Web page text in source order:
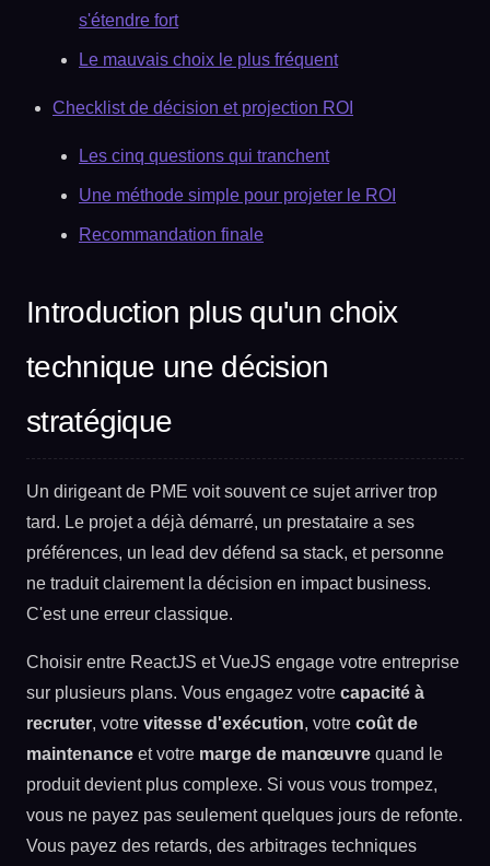
s'étendre fort
Le mauvais choix le plus fréquent
Checklist de décision et projection ROI
Les cinq questions qui tranchent
Une méthode simple pour projeter le ROI
Recommandation finale
Introduction plus qu'un choix
technique une décision
stratégique
Un dirigeant de PME voit souvent ce sujet arriver trop
tard. Le projet a déjà démarré, un prestataire a ses
préférences, un lead dev défend sa stack, et personne
ne traduit clairement la décision en impact business.
C'est une erreur classique.
Choisir entre ReactJS et VueJS engage votre entreprise
sur plusieurs plans. Vous engagez votre capacité à
recruter, votre vitesse d'exécution, votre coût de
maintenance et votre marge de manœuvre quand le
produit devient plus complexe. Si vous vous trompez,
vous ne payez pas seulement quelques jours de refonte.
Vous payez des retards, des arbitrages techniques